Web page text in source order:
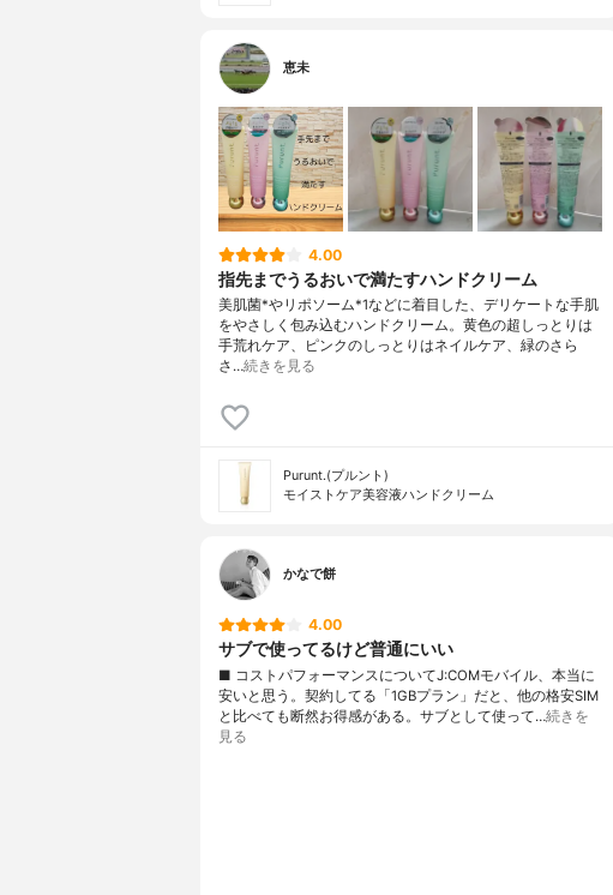
恵未
4.00
指先までうるおいで満たすハンドクリーム
美肌菌*やリポソーム*1などに着目した、デリケートな手肌
をやさしく包み込むハンドクリーム。黄色の超しっとりは
手荒れケア、ピンクのしっとりはネイルケア、緑のさら
さ…続きを見る
Purunt.(プルント)
モイストケア美容液ハンドクリーム
かなで餅
4.00
サブで使ってるけど普通にいい
■ コストパフォーマンスについてJ:COMモバイル、本当に
安いと思う。契約してる「1GBプラン」だと、他の格安SIM
と比べても断然お得感がある。サブとして使って…続きを
見る